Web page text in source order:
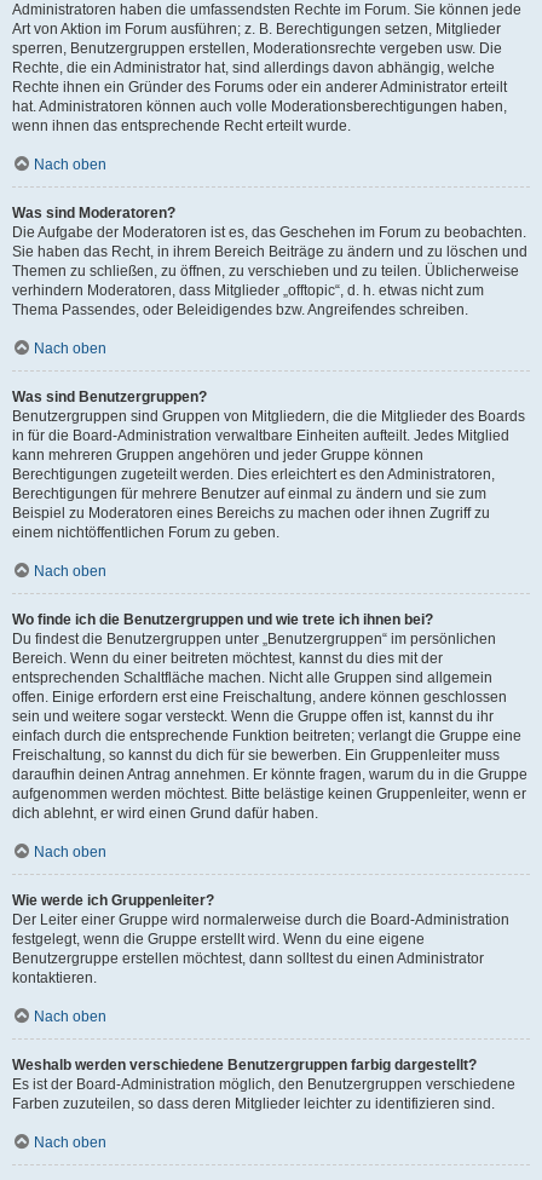
Administratoren haben die umfassendsten Rechte im Forum. Sie können jede
Art von Aktion im Forum ausführen; z. B. Berechtigungen setzen, Mitglieder
sperren, Benutzergruppen erstellen, Moderationsrechte vergeben usw. Die
Rechte, die ein Administrator hat, sind allerdings davon abhängig, welche
Rechte ihnen ein Gründer des Forums oder ein anderer Administrator erteilt
hat. Administratoren können auch volle Moderationsberechtigungen haben,
wenn ihnen das entsprechende Recht erteilt wurde.
Nach oben
Was sind Moderatoren?
Die Aufgabe der Moderatoren ist es, das Geschehen im Forum zu beobachten.
Sie haben das Recht, in ihrem Bereich Beiträge zu ändern und zu löschen und
Themen zu schließen, zu öffnen, zu verschieben und zu teilen. Üblicherweise
verhindern Moderatoren, dass Mitglieder „offtopic“, d. h. etwas nicht zum
Thema Passendes, oder Beleidigendes bzw. Angreifendes schreiben.
Nach oben
Was sind Benutzergruppen?
Benutzergruppen sind Gruppen von Mitgliedern, die die Mitglieder des Boards
in für die Board-Administration verwaltbare Einheiten aufteilt. Jedes Mitglied
kann mehreren Gruppen angehören und jeder Gruppe können
Berechtigungen zugeteilt werden. Dies erleichtert es den Administratoren,
Berechtigungen für mehrere Benutzer auf einmal zu ändern und sie zum
Beispiel zu Moderatoren eines Bereichs zu machen oder ihnen Zugriff zu
einem nichtöffentlichen Forum zu geben.
Nach oben
Wo finde ich die Benutzergruppen und wie trete ich ihnen bei?
Du findest die Benutzergruppen unter „Benutzergruppen“ im persönlichen
Bereich. Wenn du einer beitreten möchtest, kannst du dies mit der
entsprechenden Schaltfläche machen. Nicht alle Gruppen sind allgemein
offen. Einige erfordern erst eine Freischaltung, andere können geschlossen
sein und weitere sogar versteckt. Wenn die Gruppe offen ist, kannst du ihr
einfach durch die entsprechende Funktion beitreten; verlangt die Gruppe eine
Freischaltung, so kannst du dich für sie bewerben. Ein Gruppenleiter muss
daraufhin deinen Antrag annehmen. Er könnte fragen, warum du in die Gruppe
aufgenommen werden möchtest. Bitte belästige keinen Gruppenleiter, wenn er
dich ablehnt, er wird einen Grund dafür haben.
Nach oben
Wie werde ich Gruppenleiter?
Der Leiter einer Gruppe wird normalerweise durch die Board-Administration
festgelegt, wenn die Gruppe erstellt wird. Wenn du eine eigene
Benutzergruppe erstellen möchtest, dann solltest du einen Administrator
kontaktieren.
Nach oben
Weshalb werden verschiedene Benutzergruppen farbig dargestellt?
Es ist der Board-Administration möglich, den Benutzergruppen verschiedene
Farben zuzuteilen, so dass deren Mitglieder leichter zu identifizieren sind.
Nach oben